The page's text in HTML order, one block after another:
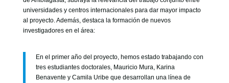
universidades y centros internacionales para dar mayor impacto
al proyecto. Además, destaca la formación de nuevos
investigadores en el área:
En el primer año del proyecto, hemos estado trabajando con
tres estudiantes doctorales, Mauricio Mura, Karina
Benavente y Camila Uribe que desarrollan una línea de